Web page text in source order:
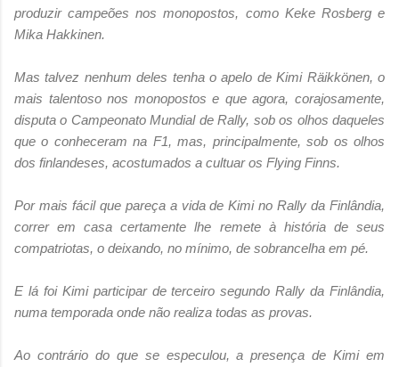
produzir campeões nos monopostos, como Keke Rosberg e
Mika Hakkinen.
Mas talvez nenhum deles tenha o apelo de Kimi Räikkönen, o
mais talentoso nos monopostos e que agora, corajosamente,
disputa o Campeonato Mundial de Rally, sob os olhos daqueles
que o conheceram na F1, mas, principalmente, sob os olhos
dos finlandeses, acostumados a cultuar os Flying Finns.
Por mais fácil que pareça a vida de Kimi no Rally da Finlândia,
correr em casa certamente lhe remete à história de seus
compatriotas, o deixando, no mínimo, de sobrancelha em pé.
E lá foi Kimi participar de terceiro segundo Rally da Finlândia,
numa temporada onde não realiza todas as provas.
Ao contrário do que se especulou, a presença de Kimi em